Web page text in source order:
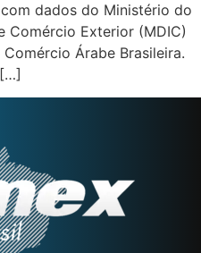
dados do Ministério do
Comércio Exterior (MDIC)
Árabe Brasileira.